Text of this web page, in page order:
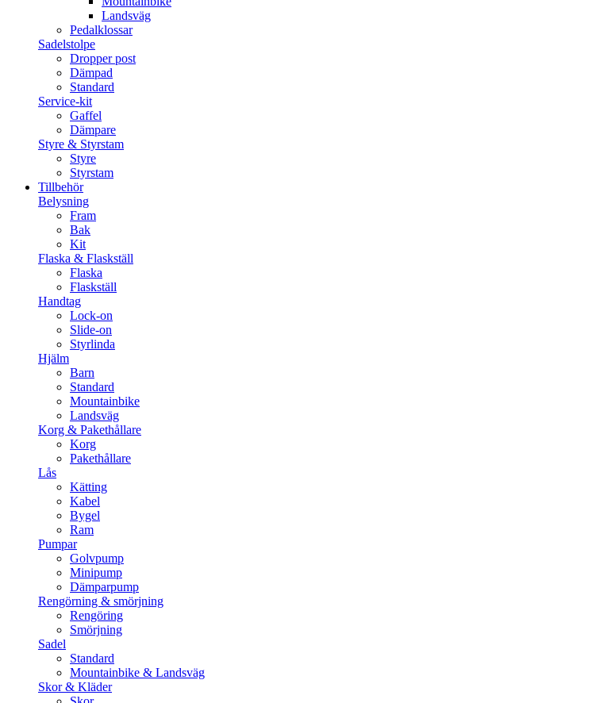
Landsväg
Pedalklossar
Sadelstolpe
Dropper post
Dämpad
Standard
Service-kit
Gaffel
Dämpare
Styre & Styrstam
Styre
Styrstam
Tillbehör
Belysning
Fram
Bak
Kit
Flaska & Flaskställ
Flaska
Flaskställ
Handtag
Lock-on
Slide-on
Styrlinda
Hjälm
Barn
Standard
Mountainbike
Landsväg
Korg & Pakethållare
Korg
Pakethållare
Lås
Kätting
Kabel
Bygel
Ram
Pumpar
Golvpump
Minipump
Dämparpump
Rengörning & smörjning
Rengöring
Smörjning
Sadel
Standard
Mountainbike & Landsväg
Skor & Kläder